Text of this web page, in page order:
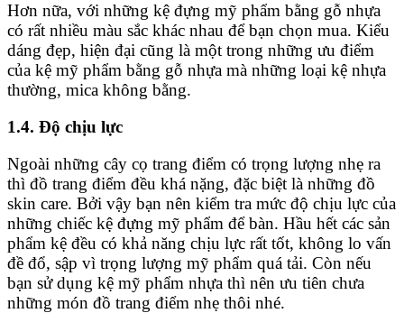
Hơn nữa, với những kệ đựng mỹ phẩm bằng gỗ nhựa
có rất nhiều màu sắc khác nhau để bạn chọn mua. Kiểu
dáng đẹp, hiện đại cũng là một trong những ưu điểm
của kệ mỹ phẩm bằng gỗ nhựa mà những loại kệ nhựa
thường, mica không bằng.
1.4. Độ chịu lực
Ngoài những cây cọ trang điểm có trọng lượng nhẹ ra
thì đồ trang điểm đều khá nặng, đặc biệt là những đồ
skin care. Bởi vậy bạn nên kiểm tra mức độ chịu lực của
những chiếc kệ đựng mỹ phẩm để bàn. Hầu hết các sản
phẩm kệ đều có khả năng chịu lực rất tốt, không lo vấn
đề đổ, sập vì trọng lượng mỹ phẩm quá tải. Còn nếu
bạn sử dụng kệ mỹ phẩm nhựa thì nên ưu tiên chưa
những món đồ trang điểm nhẹ thôi nhé.